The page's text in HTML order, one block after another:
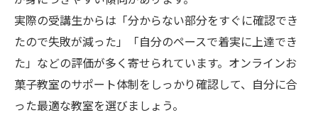
実際の受講生からは「分からない部分をすぐに確認でき
たので失敗が減った」「自分のペースで着実に上達でき
た」などの評価が多く寄せられています。オンラインお
菓子教室のサポート体制をしっかり確認して、自分に合
った最適な教室を選びましょう。